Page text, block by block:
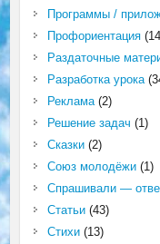
Программы /
Профориентация
Раздаточные
Разработка урока
Реклама(2)
Решение задач (1)
Сказки(2)
Союз молодёжи(1)
Спрашивали —
Статьи(43)
Стихи(13)